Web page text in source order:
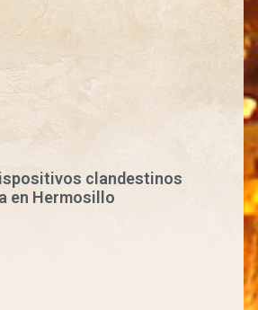
clandestinos
en Hermosillo